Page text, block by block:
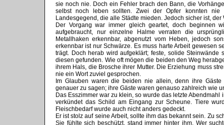
sie noch nie. Doch ein Fehler brach den Bann, die
selbst noch leben sollten. Zwei der Opfer konnten nie
Landesgegend, die alle Städte mieden. Jedoch sicher ist,
Der Vorgang war immer gleich geartet, doch beginnen
aufgebraucht, nur einzelne Halme verraten die
Metallhaken erkennbar, abgenutzt vom Heben, jedoch
erkennbar ist nur Schwärze. Es muss harte Arbeit gewesen
trägt. Doch herab wird aufgeklärt; feste, solide
diesen gefunden. Wie oft mögen die beiden den Weg
ihrem Hals, die Brosche ihrer Mutter. Die Erziehung muss
nie ein Wort zuviel gesprochen.
Im Glauben waren die beiden nie allein, denn ihre
genauer zu sagen; ihre Gäste waren genauso zahlreich wie
Das Esszimmer war zu klein, so wurde das letzte
verkündet das Schild am Eingang zur Scheune. Tiere
Fleischbedarf wurde auch nicht anders gedeckt.
Er ist stolz auf seine Arbeit, sollte ihm das bekannt sein. Zu
Sie fühlte sich beschützt, stand immer hinter ihm. Wer